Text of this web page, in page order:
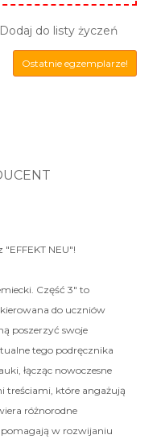
Dodaj do listy życzeń
Ostatnie egzemplarze!
NEU"!
Część 3" to
do uczniów
poszerzyć swoje
tego podręcznika
łącząc nowoczesne
treściami, które angażują
różnorodne
w rozwijaniu